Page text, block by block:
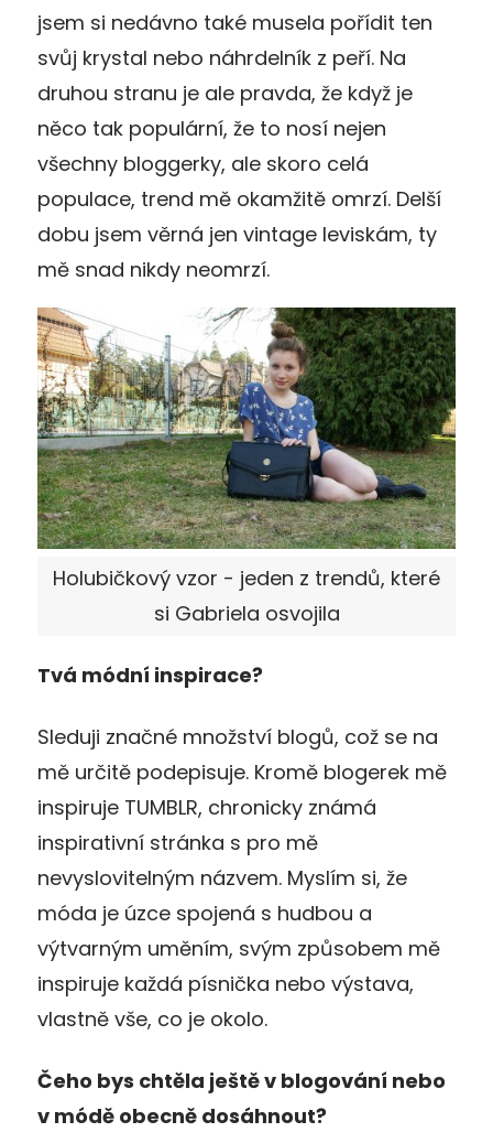
jsem si nedávno také musela pořídit ten
svůj krystal nebo náhrdelník z peří. Na
druhou stranu je ale pravda, že když je
něco tak populární, že to nosí nejen
všechny bloggerky, ale skoro celá
populace, trend mě okamžitě omrzí. Delší
dobu jsem věrná jen vintage leviskám, ty
mě snad nikdy neomrzí.
Holubičkový vzor - jeden z trendů, které
si Gabriela osvojila
Tvá módní inspirace?
Sleduji značné množství blogů, což se na
mě určitě podepisuje. Kromě blogerek mě
inspiruje TUMBLR, chronicky známá
inspirativní stránka s pro mě
nevyslovitelným názvem. Myslím si, že
móda je úzce spojená s hudbou a
výtvarným uměním, svým způsobem mě
inspiruje každá písnička nebo výstava,
vlastně vše, co je okolo.
Čeho bys chtěla ještě v blogování nebo
v módě obecně dosáhnout?